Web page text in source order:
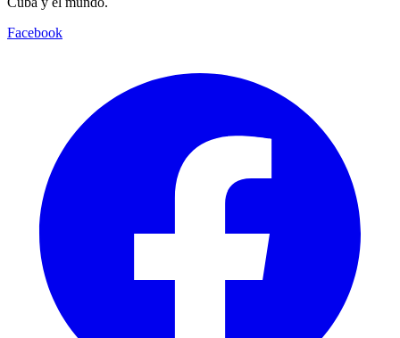
Facebook